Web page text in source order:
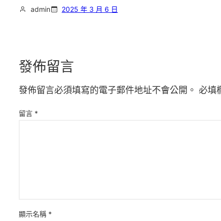
admin 2025 年 3 月 6 日
發佈留言
發佈留言必須填寫的電子郵件地址不會公開。 必填
留言 *
顯示名稱 *